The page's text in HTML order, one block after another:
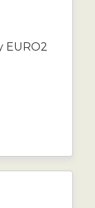
EURO2